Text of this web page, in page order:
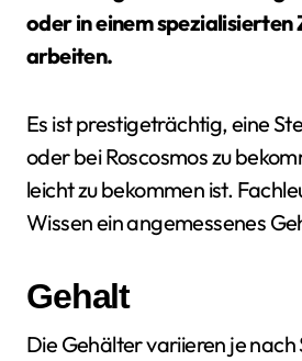
oder in einem spezialisierten
arbeiten.
Es ist prestigeträchtig, eine
oder bei Roscosmos zu
leicht zu bekommen ist.
Wissen ein angemessenes
Gehalt
Die Gehälter variieren je